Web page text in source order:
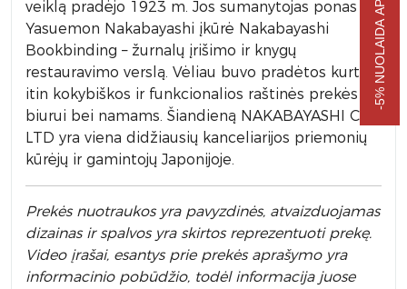
veiklą pradėjo 1923 m. Jos sumanytojas ponas
Yasuemon Nakabayashi įkūrė Nakabayashi
Bookbinding – žurnalų įrišimo ir knygų
restauravimo verslą. Vėliau buvo pradėtos kurti
itin kokybiškos ir funkcionalios raštinės prekės
biurui bei namams. Šiandieną NAKABAYASHI CO.,
LTD yra viena didžiausių kanceliarijos priemonių
kūrėjų ir gamintojų Japonijoje.
Prekės nuotraukos yra pavyzdinės, atvaizduojamas
dizainas ir spalvos yra skirtos reprezentuoti prekę.
Video įrašai, esantys prie prekės aprašymo yra
informacinio pobūdžio, todėl informacija juose